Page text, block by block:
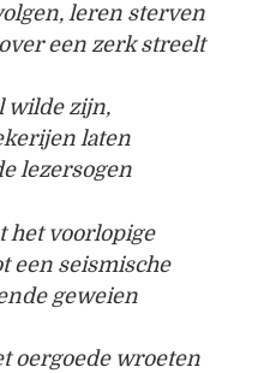
leren sterven
een zerk streelt
wilde zijn,
laten
lezersogen
het voorlopige
een seismische
geweien
oergoede wroeten